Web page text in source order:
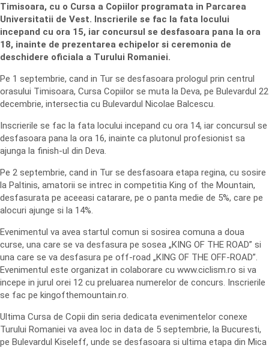
Timisoara, cu o Cursa a Copiilor programata in Parcarea
Universitatii de Vest. Inscrierile se fac la fata locului
incepand cu ora 15, iar concursul se desfasoara pana la ora
18, inainte de prezentarea echipelor si ceremonia de
deschidere oficiala a Turului Romaniei.
Pe 1 septembrie, cand in Tur se desfasoara prologul prin centrul
orasului Timisoara, Cursa Copiilor se muta la Deva, pe Bulevardul 22
decembrie, intersectia cu Bulevardul Nicolae Balcescu.
Inscrierile se fac la fata locului incepand cu ora 14, iar concursul se
desfasoara pana la ora 16, inainte ca plutonul profesionist sa
ajunga la finish-ul din Deva.
Pe 2 septembrie, cand in Tur se desfasoara etapa regina, cu sosire
la Paltinis, amatorii se intrec in competitia King of the Mountain,
desfasurata pe aceeasi catarare, pe o panta medie de 5%, care pe
alocuri ajunge si la 14%.
Evenimentul va avea startul comun si sosirea comuna a doua
curse, una care se va desfasura pe sosea „KING OF THE ROAD” si
una care se va desfasura pe off-road „KING OF THE OFF-ROAD”.
Evenimentul este organizat in colaborare cu www.ciclism.ro si va
incepe in jurul orei 12 cu preluarea numerelor de concurs. Inscrierile
se fac pe kingofthemountain.ro.
Ultima Cursa de Copii din seria dedicata evenimentelor conexe
Turului Romaniei va avea loc in data de 5 septembrie, la Bucuresti,
pe Bulevardul Kiseleff, unde se desfasoara si ultima etapa din Mica